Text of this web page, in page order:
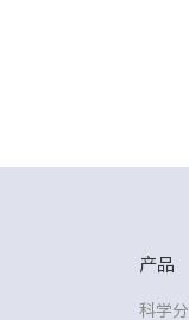
产品
科学